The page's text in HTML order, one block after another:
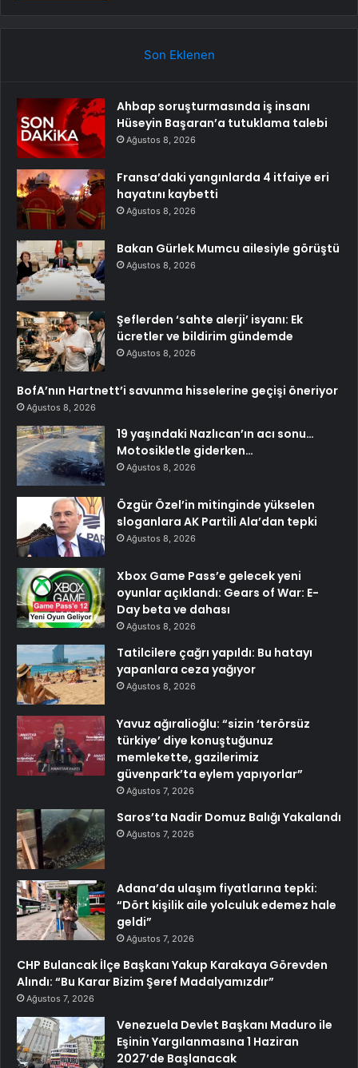
Son Eklenen
Ahbap soruşturmasında iş insanı
Hüseyin Başaran’a tutuklama talebi
Ağustos 8, 2026
Fransa’daki yangınlarda 4 itfaiye eri
hayatını kaybetti
Ağustos 8, 2026
Bakan Gürlek Mumcu ailesiyle görüştü
Ağustos 8, 2026
Şeflerden ‘sahte alerji’ isyanı: Ek
ücretler ve bildirim gündemde
Ağustos 8, 2026
BofA’nın Hartnett’i savunma hisselerine geçişi öneriyor
Ağustos 8, 2026
19 yaşındaki Nazlıcan’ın acı sonu…
Motosikletle giderken…
Ağustos 8, 2026
Özgür Özel’in mitinginde yükselen
sloganlara AK Partili Ala’dan tepki
Ağustos 8, 2026
Xbox Game Pass’e gelecek yeni
oyunlar açıklandı: Gears of War: E-
Day beta ve dahası
Ağustos 8, 2026
Tatilcilere çağrı yapıldı: Bu hatayı
yapanlara ceza yağıyor
Ağustos 8, 2026
Yavuz ağıralioğlu: “sizin ‘terörsüz
türkiye’ diye konuştuğunuz
memlekette, gazilerimiz
güvenpark’ta eylem yapıyorlar”
Ağustos 7, 2026
Saros’ta Nadir Domuz Balığı Yakalandı
Ağustos 7, 2026
Adana’da ulaşım fiyatlarına tepki:
“Dört kişilik aile yolculuk edemez hale
geldi”
Ağustos 7, 2026
CHP Bulancak İlçe Başkanı Yakup Karakaya Görevden
Alındı: “Bu Karar Bizim Şeref Madalyamızdır”
Ağustos 7, 2026
Venezuela Devlet Başkanı Maduro ile
Eşinin Yargılanmasına 1 Haziran
2027’de Başlanacak